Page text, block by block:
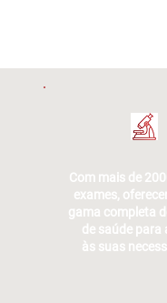
Com mais de
exames,
gama completa
de saúde para
às suas